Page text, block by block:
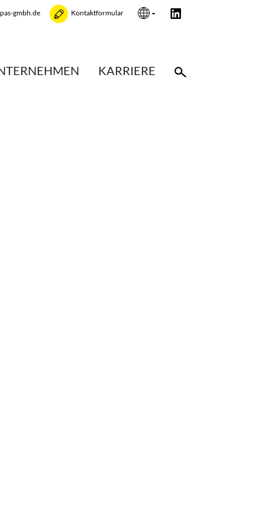
gmbh.de Kontaktformular
KARRIERE